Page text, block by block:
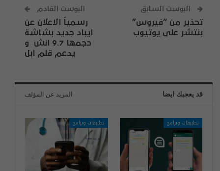
البوست السابق
تحذير من “فيروس”
بنتشر على يوتيوب
البوست القادم
‏رسمياً الاعلان عن
ايباد جديد ‏بشاشة
حجمها 9.7 انش ‏⁧‫ و
يدعم قلم ابل
قد يعجبك ايضا المزيد عن المؤلف
تطبيقات وبرامج تطبيقات وبرامج